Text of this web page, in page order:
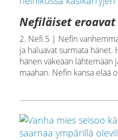
Nefiläiset
2. Nefi 5 | Nefin
ja haluavat surmata hänet.
hänen väkeään lähtemään
maahan. Nefin kansa elää